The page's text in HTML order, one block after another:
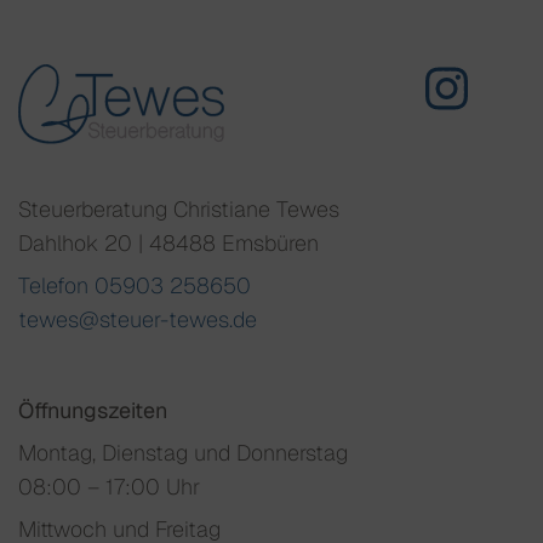
Steuerberatung Christiane Tewes
Dahlhok 20 | 48488 Emsbüren
Telefon 05903 258650
tewes@steuer-tewes.de
Öffnungszeiten
Montag, Dienstag und Donnerstag
08:00 – 17:00 Uhr
Mittwoch und Freitag